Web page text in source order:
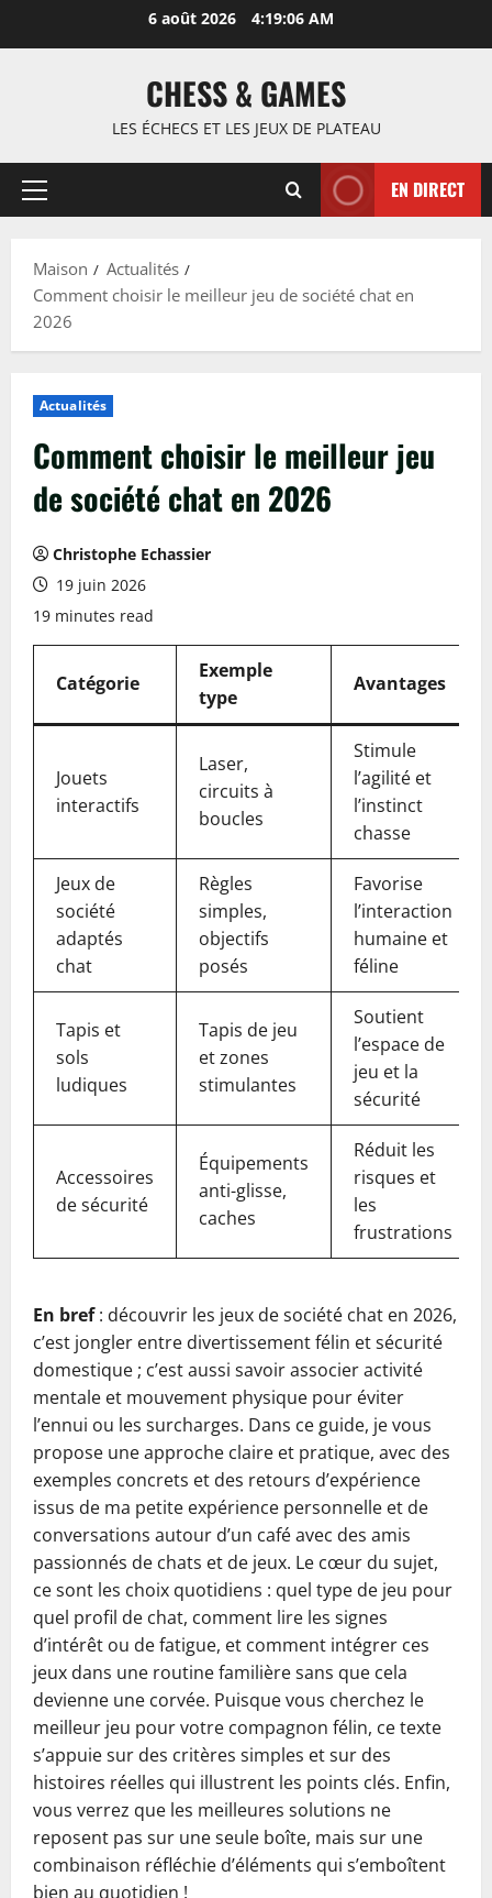
6 août 2026 4:19:07 AM
CHESS & GAMES
LES ÉCHECS ET LES JEUX DE PLATEAU
Menu
EN DIRECT
Maison
Actualités
Comment choisir le meilleur jeu de société chat en
2026
Actualités
Comment choisir le meilleur jeu
de société chat en 2026
Christophe Echassier
19 juin 2026
19 minutes read
Catégorie
Exemple
type
Avantages
Jouets
interactifs
Laser,
circuits à
boucles
Stimule
l’agilité et
l’instinct
chasse
Jeux de
société
adaptés
chat
Règles
simples,
objectifs
posés
Favorise
l’interaction
humaine et
féline
Tapis et
sols
ludiques
Tapis de jeu
et zones
stimulantes
Soutient
l’espace de
jeu et la
sécurité
Accessoires
de sécurité
Équipements
anti-glisse,
caches
Réduit les
risques et
les
frustrations
En bref: découvrir les jeux de société chat en 2026,
c’est jongler entre divertissement félin et sécurité
domestique ; c’est aussi savoir associer activité
mentale et mouvement physique pour éviter
l’ennui ou les surcharges. Dans ce guide, je vous
propose une approche claire et pratique, avec des
exemples concrets et des retours d’expérience
issus de ma petite expérience personnelle et de
conversations autour d’un café avec des amis
passionnés de chats et de jeux. Le cœur du sujet,
ce sont les choix quotidiens : quel type de jeu pour
quel profil de chat, comment lire les signes
d’intérêt ou de fatigue, et comment intégrer ces
jeux dans une routine familière sans que cela
devienne une corvée. Puisque vous cherchez le
meilleur jeu pour votre compagnon félin, ce texte
s’appuie sur des critères simples et sur des
histoires réelles qui illustrent les points clés. Enfin,
vous verrez que les meilleures solutions ne
reposent pas sur une seule boîte, mais sur une
combinaison réfléchie d’éléments qui s’emboîtent
bien au quotidien !